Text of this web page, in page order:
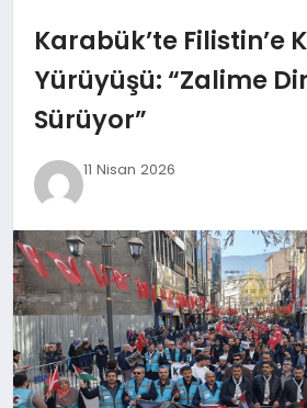
BELEDIYELER
DÜNYA
SPOR
MAGAZIN
Karabük’te Filistin’e
Yürüyüşü: “Zalime
Sürüyor”
11 Nisan 2026